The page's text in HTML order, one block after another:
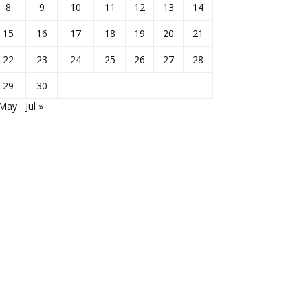
8 9 10 11 12 13
14
15
16 17 18 19 20
21
22
23 24 25 26 27
28
29
30
Jul »